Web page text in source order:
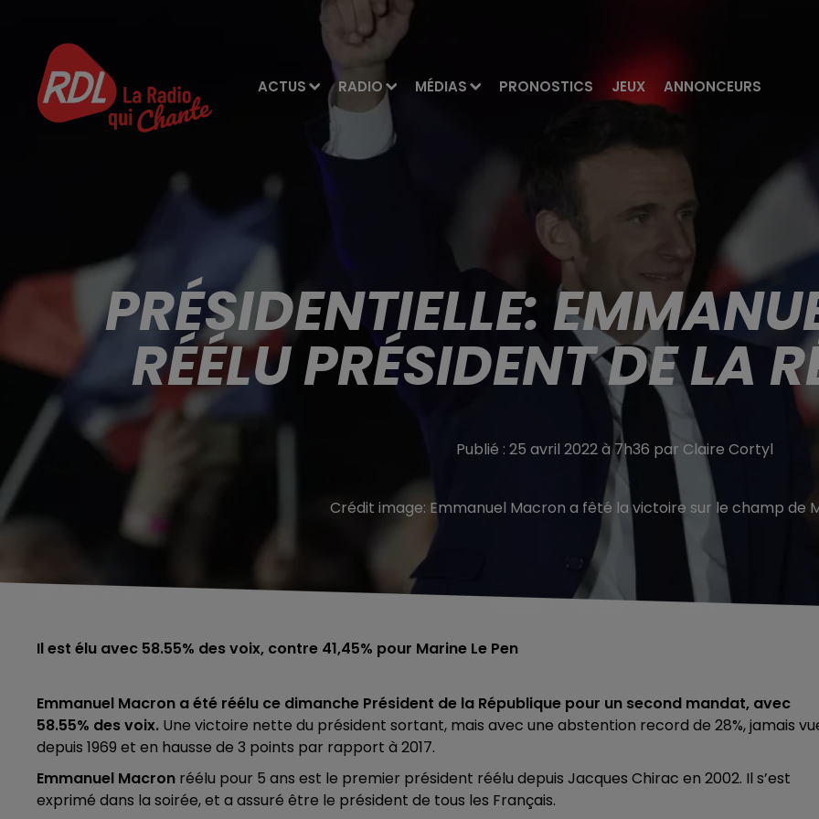
ACTUS RADIO MÉDIAS PRONOSTICS JEUX ANNONCEURS
PRÉSIDENTIELLE:
RÉÉLU PRÉSIDENT DE LA
Publié : 25 avril 2022 à 7h36 par Claire Cortyl
Crédit image: Emmanuel Macron a fêté la victoire sur le champ de
Il est élu avec 58.55% des voix, contre 41,45% pour Marine Le Pen
Emmanuel Macron a été réélu ce dimanche Président de la République pour un second mandat, avec
58.55% des voix. Une victoire nette du président sortant, mais avec une abstention record de 28%, jamais
depuis 1969 et en hausse de 3 points par rapport à 2017.
Emmanuel Macron réélu pour 5 ans est le premier président réélu depuis Jacques Chirac en 2002. Il s’est
exprimé dans la soirée, et a assuré être le président de tous les Français.